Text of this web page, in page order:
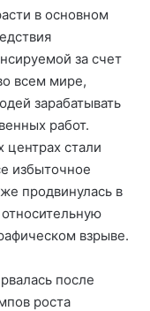
в основном
за счет
всем мире,
зарабатывать
работ.
центрах стали
избыточное
продвинулась в
взрыве.
после
роста